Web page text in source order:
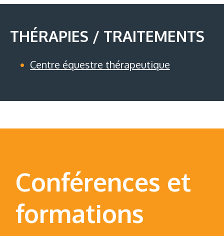
THÉRAPIES / TRAITEMENTS
Centre équestre thérapeutique
Conférences et
formations